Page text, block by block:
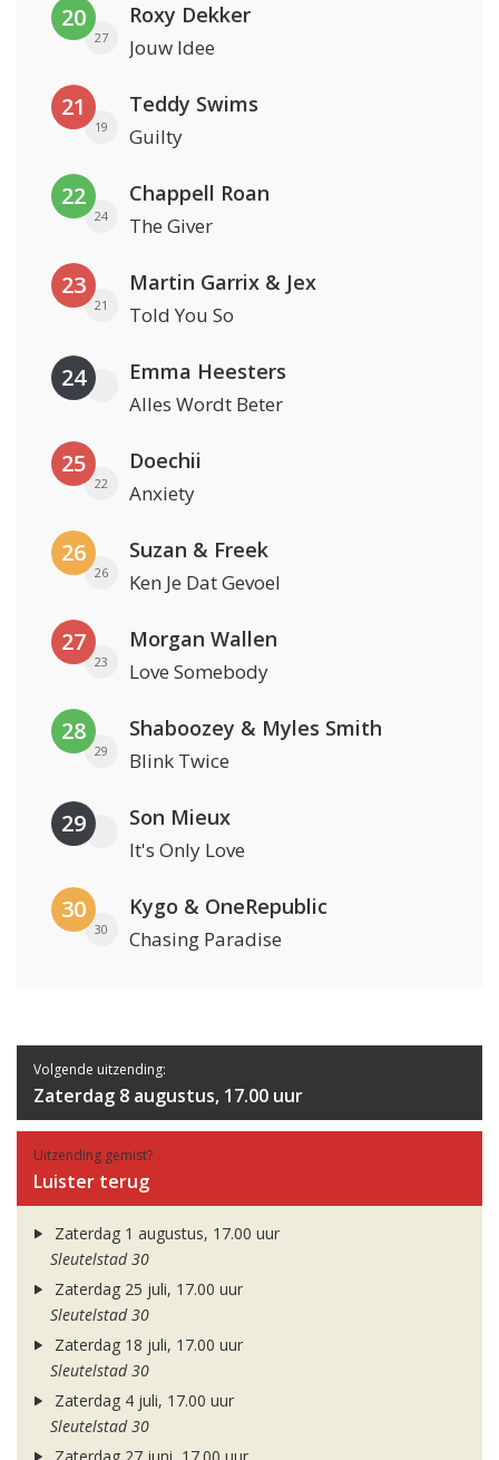
20
27
Roxy Dekker
Jouw Idee
21
19
Teddy Swims
Guilty
22
24
Chappell Roan
The Giver
23
21
Martin Garrix & Jex
Told You So
24 Emma Heesters
Alles Wordt Beter
25
22
Doechii
Anxiety
26
26
Suzan & Freek
Ken Je Dat Gevoel
27
23
Morgan Wallen
Love Somebody
28
29
Shaboozey & Myles Smith
Blink Twice
29 Son Mieux
It's Only Love
30
30
Kygo & OneRepublic
Chasing Paradise
Volgende uitzending:
Zaterdag 8 augustus, 17.00 uur
Uitzending gemist?
Luister terug
Zaterdag 1 augustus, 17.00 uur
Sleutelstad 30
Zaterdag 25 juli, 17.00 uur
Sleutelstad 30
Zaterdag 18 juli, 17.00 uur
Sleutelstad 30
Zaterdag 4 juli, 17.00 uur
Sleutelstad 30